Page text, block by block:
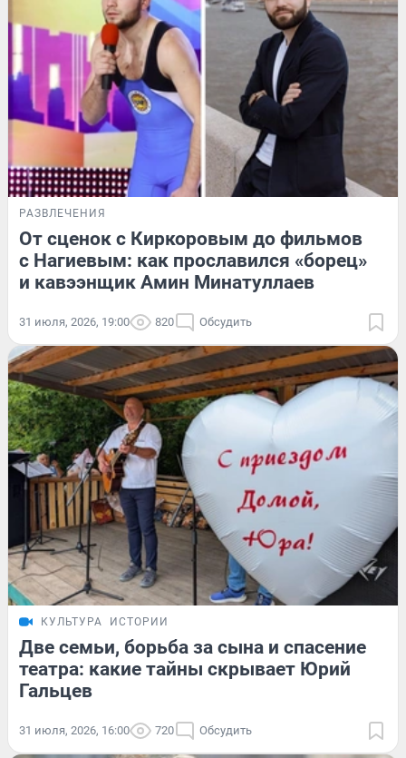
РАЗВЛЕЧЕНИЯ
От сценок с Киркоровым до фильмов
с Нагиевым: как прославился «борец»
и кавээнщик Амин Минатуллаев
31 июля, 2026, 19:00 820 Обсудить
КУЛЬТУРА ИСТОРИИ
Две семьи, борьба за сына и спасение
театра: какие тайны скрывает Юрий
Гальцев
31 июля, 2026, 16:00 720 Обсудить